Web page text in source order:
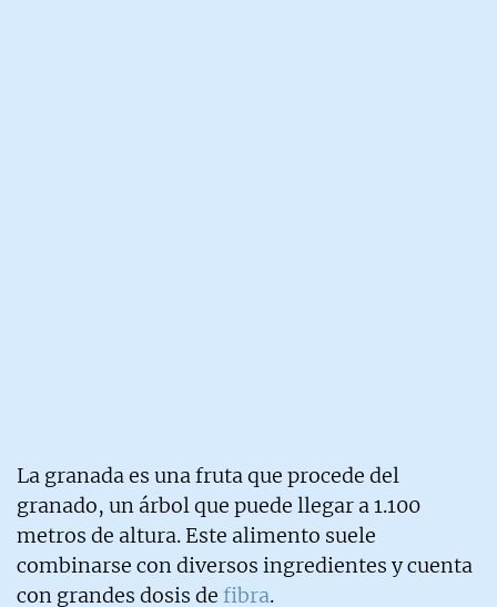
La granada es una fruta que procede del
granado, un árbol que puede llegar a 1.100
metros de altura. Este alimento suele
combinarse con diversos ingredientes y cuenta
con grandes dosis de fibra.